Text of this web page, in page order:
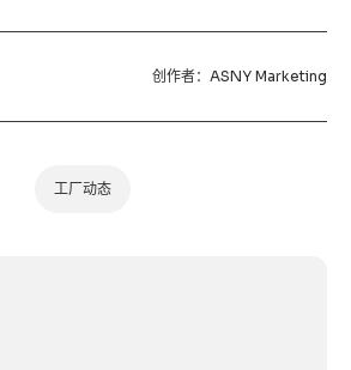
创作者： ASNY Marketing
工厂动态